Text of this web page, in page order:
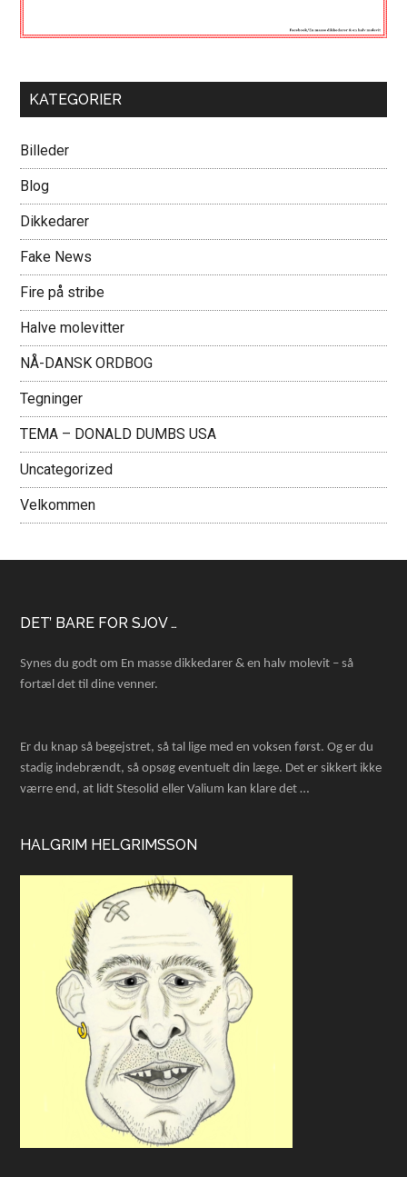
KATEGORIER
Billeder
Blog
Dikkedarer
Fake News
Fire på stribe
Halve molevitter
NÅ-DANSK ORDBOG
Tegninger
TEMA – DONALD DUMBS USA
Uncategorized
Velkommen
Footer
DET’ BARE FOR SJOV …
Synes du godt om En masse dikkedarer & en halv molevit – så
fortæl det til dine venner.
Er du knap så begejstret, så tal lige med en voksen først. Og er du
stadig indebrændt, så opsøg eventuelt din læge. Det er sikkert ikke
værre end, at lidt Stesolid eller Valium kan klare det …
HALGRIM HELGRIMSSON